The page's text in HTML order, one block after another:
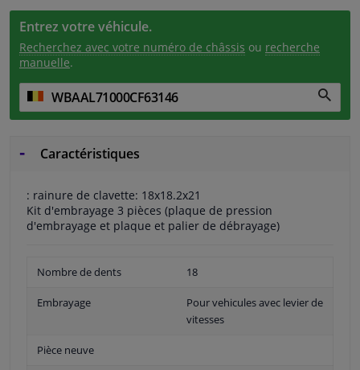
Entrez votre véhicule.
Recherchez avec votre numéro de châssis ou recherche
manuelle.
Caractéristiques
: rainure de clavette: 18x18.2x21
Kit d'embrayage 3 pièces (plaque de pression
d'embrayage et plaque et palier de débrayage)
Nombre de dents 18
Embrayage
Pour vehicules avec levier de
vitesses
Pièce neuve